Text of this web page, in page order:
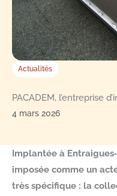
Actualités
PACADEM, l’entreprise
4 mars 2026
Implantée à
imposée comme un
très spécifique : la